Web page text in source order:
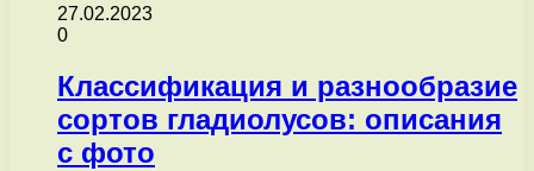
27.02.2023
0
Классификация и разнообразие
сортов гладиолусов: описания
с фото